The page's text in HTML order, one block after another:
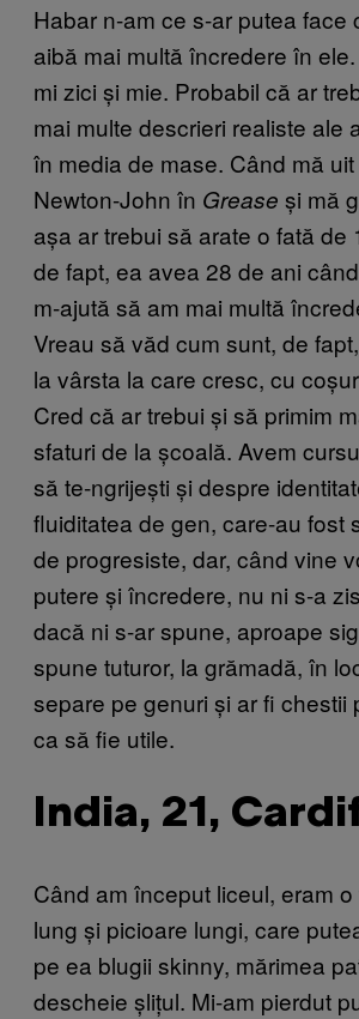
Habar n-am ce s-ar putea face
aibă mai multă încredere în
mi zici și mie. Probabil că ar
mai multe descrieri realiste ale
în media de mase. Când mă
Newton-John în Grease și mă
așa ar trebui să arate o fată de
de fapt, ea avea 28 de ani
m-ajută să am mai multă
Vreau să văd cum sunt, de
la vârsta la care cresc, cu
Cred că ar trebui și să primim
sfaturi de la școală. Avem
să te-ngrijești și despre
fluiditatea de gen, care-au fost
de progresiste, dar, când vine
putere și încredere, nu ni s-a
dacă ni s-ar spune, aproape
spune tuturor, la grămadă, în
separe pe genuri și ar fi chestii
ca să fie utile.
India, 21,
Când am început liceul, eram
lung și picioare lungi, care
pe ea blugii skinny, mărimea
descheie șlițul. Mi-am pierdut